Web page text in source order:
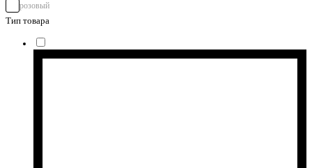
розовый
Тип товара